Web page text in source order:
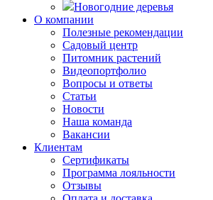
Новогодние деревья
О компании
Полезные рекомендации
Садовый центр
Питомник растений
Видеопортфолио
Вопросы и ответы
Статьи
Новости
Наша команда
Вакансии
Клиентам
Сертификаты
Программа лояльности
Отзывы